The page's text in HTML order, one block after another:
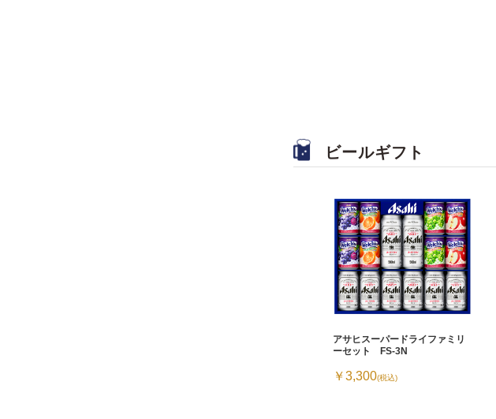
ビールギフト
アサヒスーパードライファミリ
ーセット FS-3N
￥3,300(税込)